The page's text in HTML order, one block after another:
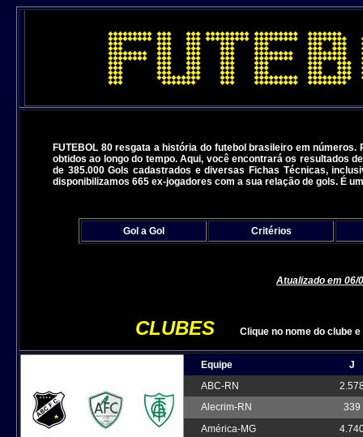
FUTEBOL 80 resgata a história do futebol brasileiro em
obtidos ao longo do tempo. Aqui, você encontrará os resultados
de 385.000 Gols cadastrados e diversas Fichas Técnicas,
disponibilizamos 665 ex-jogadores com a sua relação de gols. É
Gol a Gol Critérios
Atualizado em 06/
CLUBES Clique no nome do
Equipe
J
ABC-RN
Alecrim-RN
339
América-MG